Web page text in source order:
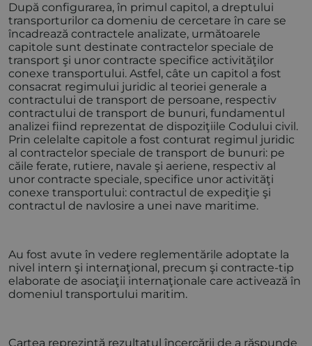
După configurarea, în primul capitol, a dreptului
transporturilor ca domeniu de cercetare în care se
încadrează contractele analizate, următoarele
capitole sunt destinate contractelor speciale de
transport şi unor contracte specifice activităţilor
conexe transportului. Astfel, câte un capitol a fost
consacrat regimului juridic al teoriei generale a
contractului de transport de persoane, respectiv
contractului de transport de bunuri, fundamentul
analizei fiind reprezentat de dispoziţiile Codului civil.
Prin celelalte capitole a fost conturat regimul juridic
al contractelor speciale de transport de bunuri: pe
căile ferate, rutiere, navale şi aeriene, respectiv al
unor contracte speciale, specifice unor activităţi
conexe transportului: contractul de expediţie şi
contractul de navlosire a unei nave maritime.
Au fost avute în vedere reglementările adoptate la
nivel intern şi internaţional, precum şi contracte-tip
elaborate de asociaţii internaţionale care activează în
domeniul transportului maritim.
Cartea reprezintă rezultatul încercării de a răspunde